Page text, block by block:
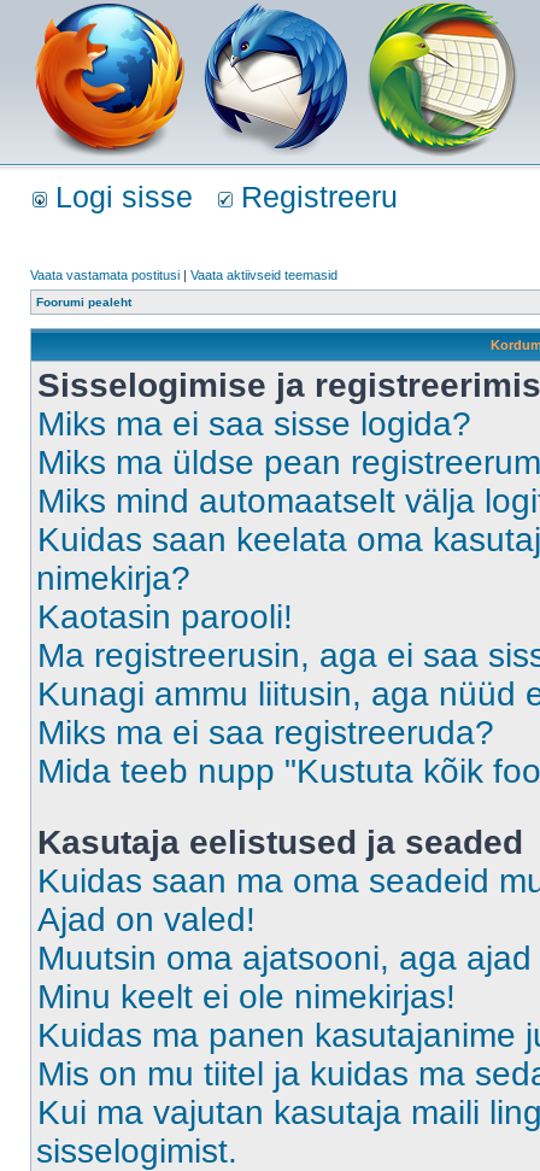
Logi sisse Registreeru
Vaata vastamata postitusi | Vaata aktiivseid teemasid
Foorumi pealeht
Sisselogimise ja
Miks ma ei saa sisse logida?
Miks ma üldse pean
Miks mind automaatselt välja
Kuidas saan keelata oma
nimekirja?
Kaotasin parooli!
Ma registreerusin, aga ei saa
Kunagi ammu liitusin, aga nüüd
Miks ma ei saa registreeruda?
Mida teeb nupp "Kustuta kõik
Kasutaja eelistused ja seaded
Kuidas saan ma oma seadeid
Ajad on valed!
Muutsin oma ajatsooni, aga
Minu keelt ei ole nimekirjas!
Kuidas ma panen kasutajanime
Mis on mu tiitel ja kuidas ma
Kui ma vajutan kasutaja maili
sisselogimist.